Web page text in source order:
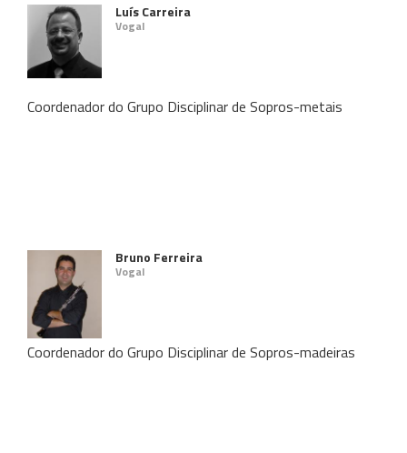
Luís Carreira
Vogal
Coordenador do Grupo Disciplinar de Sopros-metais
Bruno Ferreira
Vogal
Coordenador do Grupo Disciplinar de Sopros-madeiras